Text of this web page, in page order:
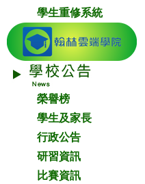
學生重修系統
榮譽榜
學生及家長
行政公告
研習資訊
比賽資訊